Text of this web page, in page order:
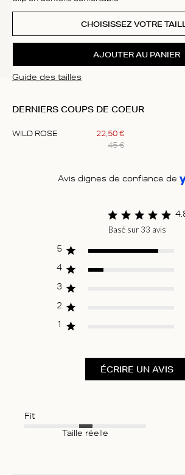
CHOISISSEZ VOTRE
Guide des tailles
AJOUTER AU PANIER
DERNIERS COUPS DE COEUR
WILD ROSE 22,50 €
45 €
Avis dignes de confiance de
Score of 4.8
Basé sur 33 avis
5
4
3
2
1
ÉCRIRE UN AVIS
Fit
Taille réelle